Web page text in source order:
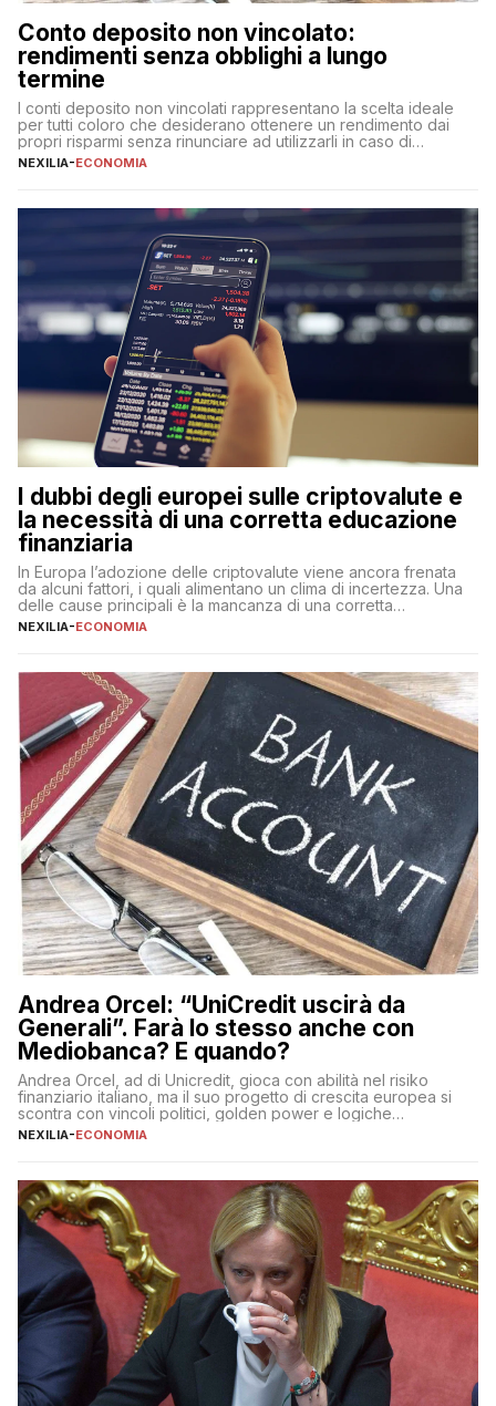
Conto deposito non vincolato:
rendimenti senza obblighi a lungo
termine
I conti deposito non vincolati rappresentano la scelta ideale
per tutti coloro che desiderano ottenere un rendimento dai
propri risparmi senza rinunciare ad utilizzarli in caso di
necessità. A differenza delle forme vincolate tradizionali,
flessibilità e rendimento. Come funzionano […]
NEXILIA-ECONOMIA
I dubbi degli europei sulle criptovalute e
la necessità di una corretta educazione
finanziaria
In Europa l’adozione delle criptovalute viene ancora frenata
da alcuni fattori, i quali alimentano un clima di incertezza. Una
delle cause principali è la mancanza di una corretta
educazione finanziaria, che impedisce ad una larga parte della
sulle criptovalute: […]
NEXILIA-ECONOMIA
Andrea Orcel: “UniCredit uscirà da
Generali”. Farà lo stesso anche con
Mediobanca? E quando?
Andrea Orcel, ad di Unicredit, gioca con abilità nel risiko
finanziario italiano, ma il suo progetto di crescita europea si
scontra con vincoli politici, golden power e logiche
protezionistiche. Orcel e la mossa su Generali Andrea Orcel,
NEXILIA-ECONOMIA